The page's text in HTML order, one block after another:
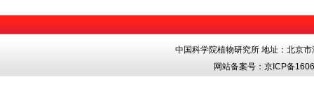
中国科学院植物研究所 地址：北京
网站备案号：京ICP备